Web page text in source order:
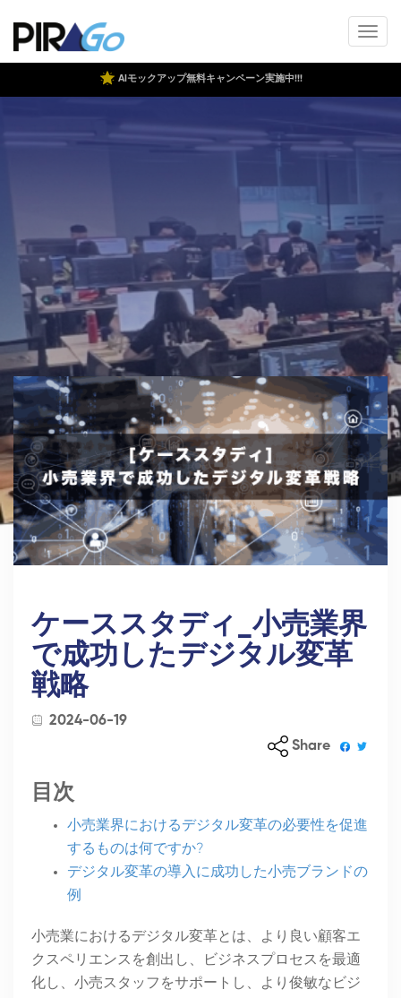
AIモックアップ無料キャンペーン実施中!!!
ケーススタディ_小売業界
で成功したデジタル変革
戦略
2024-06-19
Share
目次
小売業界におけるデジタル変革の必要性を促進
するものは何ですか?
デジタル変革の導入に成功した小売ブランドの
例
小売業におけるデジタル変革とは、より良い顧客エ
クスペリエンスを創出し、ビジネスプロセスを最適
化し、小売スタッフをサポートし、より俊敏なビジ